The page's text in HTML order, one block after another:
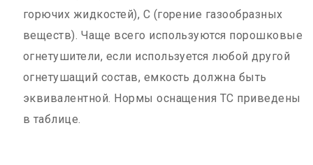
горючих жидкостей), С (горение газообразных
веществ). Чаще всего используются порошковые
огнетушители, если используется любой другой
огнетушащий состав, емкость должна быть
эквивалентной. Нормы оснащения ТС приведены
в таблице.